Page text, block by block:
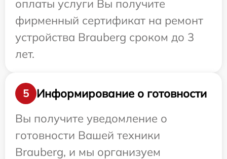
оплаты услуги Вы получите
фирменный сертификат на ремонт
устройства Brauberg сроком до 3
лет.
5
Информирование о готовности
Вы получите уведомление о
готовности Вашей техники
Brauberg, и мы организуем